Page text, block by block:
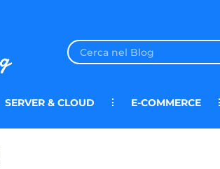
SERVER & CLOUD E-COMMERCE